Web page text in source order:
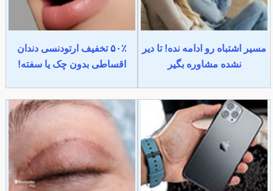
مسیر اشتباه رو ادامه نده! تا دیر
نشده مشاوره بگیر
۵۰٪ تخفیف ارتودنسی دندان
اقساطی بدون چک یا سفته!